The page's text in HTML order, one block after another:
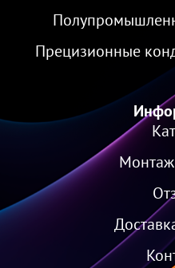
Прецизионные